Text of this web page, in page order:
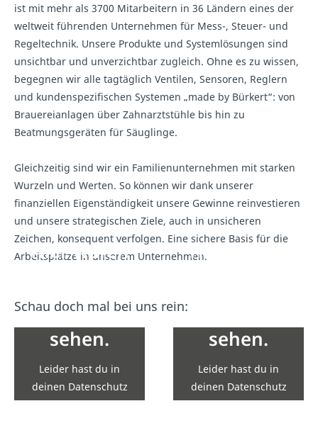
ist mit mehr als 3700 Mitarbeitern in 36 Ländern eines der
weltweit führenden Unternehmen für Mess-, Steuer- und
Regeltechnik. Unsere Produkte und Systemlösungen sind
unsichtbar und unverzichtbar zugleich. Ohne es zu wissen,
begegnen wir alle tagtäglich Ventilen, Sensoren, Reglern
und kundenspezifischen Systemen „made by Bürkert“: von
Brauereianlagen über Zahnarztstühle bis hin zu
Beatmungsgeräten für Säuglinge.
Gleichzeitig sind wir ein Familienunternehmen mit starken
Wurzeln und Werten. So können wir dank unserer
finanziellen Eigenständigkeit unsere Gewinne reinvestieren
und unsere strategischen Ziele, auch in unsicheren
Zeichen, konsequent verfolgen. Eine sichere Basis für die
Arbeitsplätze in unserem Unternehmen.
Schau doch mal bei uns rein:
Hier wären
Inhalte von
YouTube zu
sehen.
Leider hast du in
deinen Datenschutz
Einstellungen die
Hier wären
YouTube zu
sehen.
Leider hast du in
deinen Datenschutz
Einstellungen die